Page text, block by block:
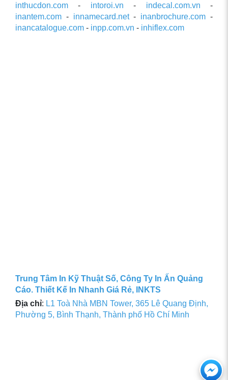
inthucdon.com - intoroi.vn - indecal.com.vn -
inantem.com - innamecard.net- inanbrochure.com -
inancatalogue.com - inpp.com.vn - inhiflex.com
Trung Tâm In Kỹ Thuật Số, Công Ty In Ấn Quảng
Cáo. Thiết Kế In Nhanh Giá Rẻ, INKTS
Địa chỉ: L1 Toà Nhà MBN Tower, 365 Lê Quang Định,
Phường 5, Bình Thạnh, Thành phố Hồ Chí Minh